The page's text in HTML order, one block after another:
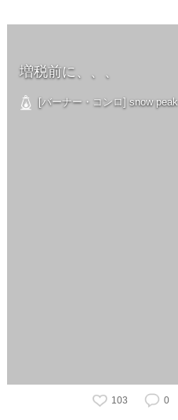
増税前に、、、
[バーナー・コンロ] snow peak
103 0